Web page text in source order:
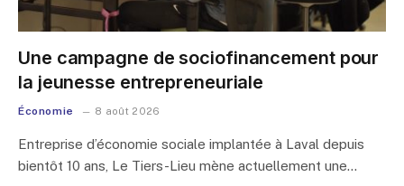
Une campagne de sociofinancement pour
la jeunesse entrepreneuriale
Économie 8 août 2026
Entreprise d’économie sociale implantée à Laval depuis
bientôt 10 ans, Le Tiers-Lieu mène actuellement une…